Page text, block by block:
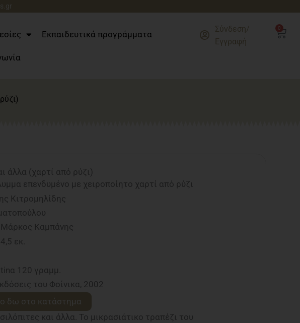
Εκπαιδευτικά προγράμματα
Σύνδεση/
Εγγραφή
0
Cart
άλλα (χαρτί από ρύζι)
επενδυμένο με χειροποίητο χαρτί από ρύζι
Κιτρομηλίδης
Μάρκος Καμπάνης
εκ.
120 γραμμ.
του Φοίνικα, 2002
δω στο κατάστημα
και άλλα. Το μικρασιάτικο τραπέζι του